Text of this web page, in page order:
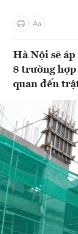
Hà Nội sẽ
8 trường
quan đến